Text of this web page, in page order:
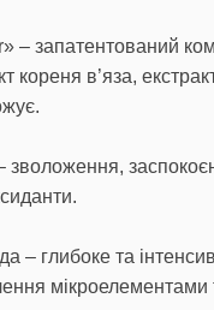
– запатентований
кореня в’яза,
зволоження,
– глибоке та